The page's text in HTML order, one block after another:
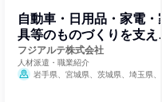
自動車・日用品・家電・
具等のものづくりを支え
製造職
フジアルテ株式会社
人材派遣・職業紹介
岩手県、宮城県、茨城県、埼玉県